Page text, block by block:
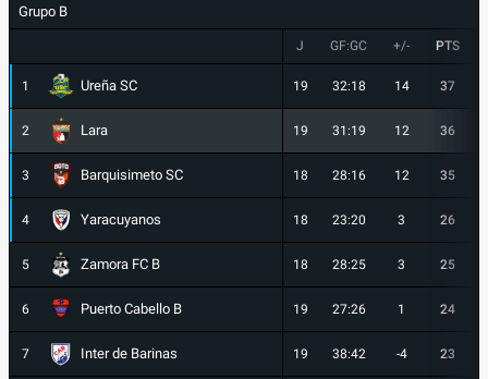
Grupo B
J GF:GC +/- PTS
1 Ureña SC 19 32:18 14 37
2 Lara 19 31:19 12 36
3 Barquisimeto SC 18 28:16 12 35
4 Yaracuyanos 18 23:20 3 26
5 Zamora FC B 18 28:25 3 25
6 Puerto Cabello B 19 27:26 1 24
7 Inter de Barinas 19 38:42 -4 23